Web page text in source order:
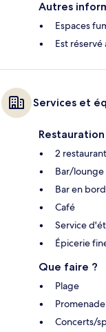
Autres
Espaces
Est
Services et
Restauration
2
Bar/lounge
Bar en
Café
Service
Épicerie
Que faire ?
Plage
Concerts/